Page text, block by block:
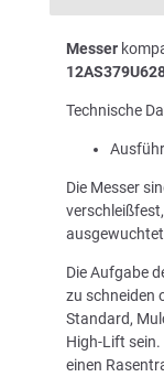
Messer
Technische
Die Messer
Die Aufgabe
zu schneiden
Standard,
High-Lift
einen